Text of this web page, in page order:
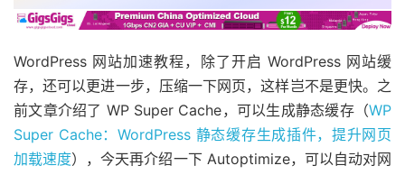
WordPress 网站加速教程，除了开启 WordPress 网站缓
存，还可以更进一步，压缩一下网页，这样岂不是更快。之
前文章介绍了 WP Super Cache，可以生成静态缓存（WP
Super Cache：WordPress 静态缓存生成插件，提升网页
加载速度），今天再介绍一下 Autoptimize，可以自动对网